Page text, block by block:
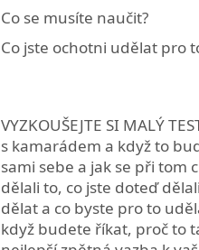
Co se musíte naučit?
Co jste ochotni udělat pro
VYZKOUŠEJTE SI MALÝ TES
s kamarádem a když to
sami sebe a jak se při tom
dělali to, co jste doteď
dělat a co byste pro to
když budete říkat, proč to